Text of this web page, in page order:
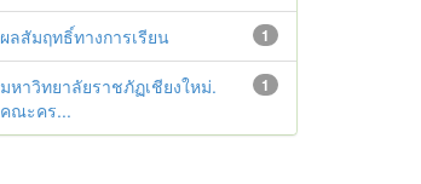
1
ผลสัมฤทธิ์ทางการเรียน
1
มหาวิทยาลัยราชภัฏเชียงใหม่.
คณะคร...